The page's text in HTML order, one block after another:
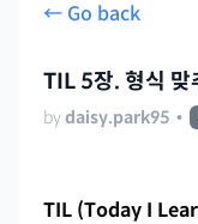
← Go back
TIL 5장. 형식 맞
bydaisy.park95 •
TIL (Today I